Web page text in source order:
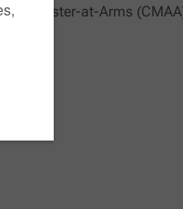
Master-at-Arms